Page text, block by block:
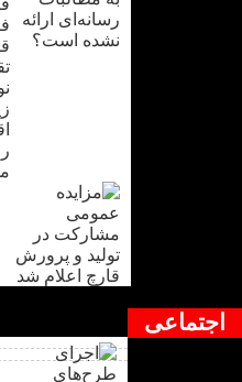
اجتماعی